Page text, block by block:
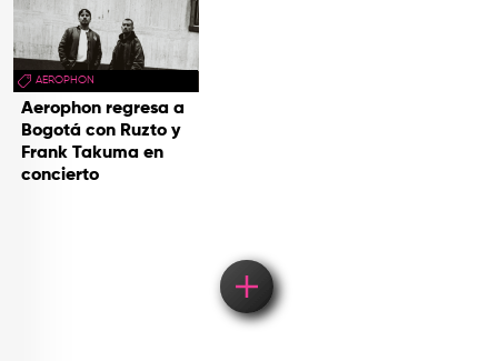
AEROPHON
Aerophon regresa a
Bogotá con Ruzto y
Frank Takuma en
concierto